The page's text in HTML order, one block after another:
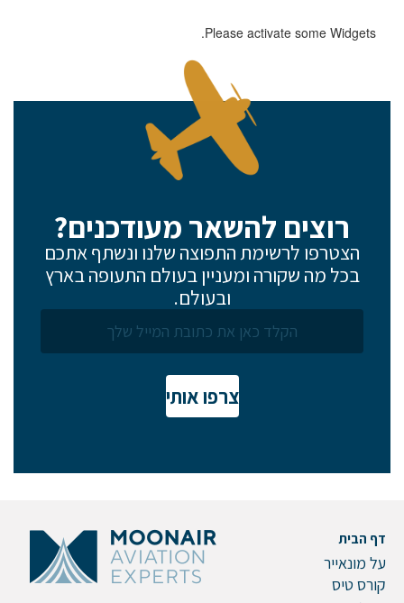
Please activate some Widgets.
רוצים להשאר מעודכנים?
הצטרפו לרשימת התפוצה שלנו ונשתף אתכם
בכל מה שקורה ומעניין בעולם התעופה בארץ
ובעולם.
צרפו אותי
דף הבית
על מונאייר
קורס טיס
סימן שאתם מעוניינים
נשמח לשוחח אתכם, לענות על כל שאלה
ולעזור לכם להגשים את החלומות שלכם בעולם התעופה.
השאירו לנו פרטים ונחזור אליכם.